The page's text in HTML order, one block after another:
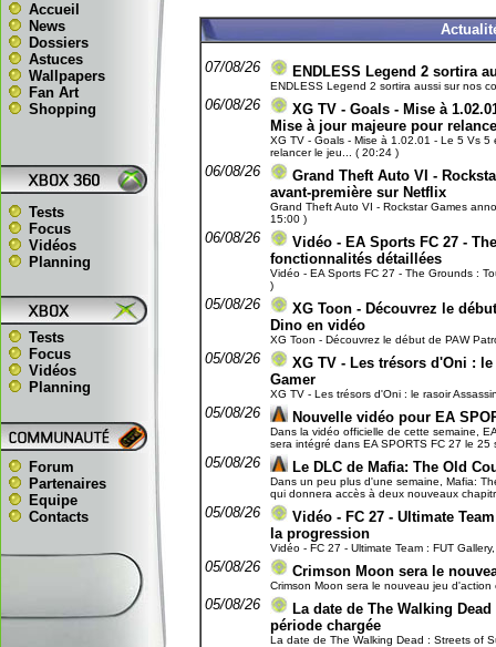
Accueil
News
Dossiers
Astuces
Wallpapers
Fan Art
Shopping
Tests
Focus
Vidéos
Planning
Tests
Focus
Vidéos
Planning
Forum
Partenaires
Equipe
Contacts
07/08/26 ENDLESS Legend 2 sortira
ENDLESS Legend 2 sortira aussi sur nos
06/08/26
XG TV - Goals - Mise à
Mise à jour majeure pour
XG TV - Goals - Mise à 1.02.01 - Le 5 Vs
relancer le jeu... ( 20:24 )
06/08/26
Grand Theft Auto VI -
avant-première sur Netflix
Grand Theft Auto VI - Rockstar Games
15:00 )
06/08/26
Vidéo - EA Sports FC 27 -
fonctionnalités détaillées
Vidéo - EA Sports FC 27 - The Grounds :
)
05/08/26
XG Toon - Découvrez le
Dino en vidéo
XG Toon - Découvrez le début de PAW
05/08/26
XG TV - Les trésors d'Oni :
Gamer
XG TV - Les trésors d'Oni : le rasoir
05/08/26 Nouvelle vidéo pour EA
Dans la vidéo officielle de cette semaine,
sera intégré dans EA SPORTS FC 27 le
05/08/26 Le DLC de Mafia: The Old
Dans un peu plus d'une semaine, Mafia:
qui donnera accès à deux nouveaux
05/08/26
Vidéo - FC 27 - Ultimate
la progression
Vidéo - FC 27 - Ultimate Team : FUT
05/08/26 Crimson Moon sera le
Crimson Moon sera le nouveau jeu
05/08/26
La date de The Walking
période chargée
La date de The Walking Dead : Streets of